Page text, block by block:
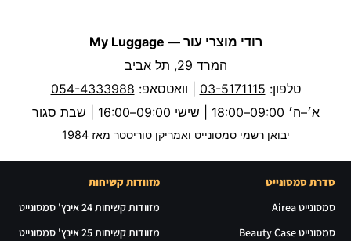
רודי מוצרי עור — My Luggage
המרד 29, תל אביב
טלפון: 03-5171115 | וואטסאפ: 054-4333988
א׳–ה׳ 09:00–18:00 | שישי 09:00–16:00 | שבת סגור
יבואן רשמי סמסונייט ואמריקן טוריסטר מאז 1984
סדרת סמסונייט
סמסונייט Airea
סמסונייט Beauty Case
מזוודות קשיחות
מזוודות קשיחות 24 אינץ' סמסונייט
מזוודות קשיחות 25 אינץ' סמסונייט